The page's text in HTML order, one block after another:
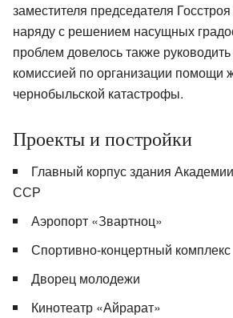
заместителя председателя
наряду с решением насущных
проблем довелось также
комиссией по организации помощи
чернобыльской катастрофы.
Проекты и постройки
Главный корпус здания
ССР
Аэропорт «Звартноц»
Спортивно-концертный комплекс
Дворец молодежи
Кинотеатр «Айрарат»